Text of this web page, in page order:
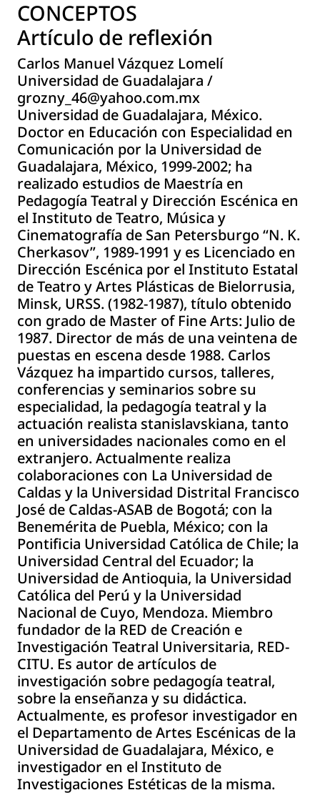
CONCEPTOS
Artículo de reflexión
Carlos Manuel Vázquez Lomelí
Universidad de Guadalajara /
grozny_46@yahoo.com.mx
Universidad de Guadalajara, México.
Doctor en Educación con Especialidad en
Comunicación por la Universidad de
Guadalajara, México, 1999-2002; ha
realizado estudios de Maestría en
Pedagogía Teatral y Dirección Escénica en
el Instituto de Teatro, Música y
Cinematografía de San Petersburgo “N. K.
Cherkasov”, 1989-1991 y es Licenciado en
Dirección Escénica por el Instituto Estatal
de Teatro y Artes Plásticas de Bielorrusia,
Minsk, URSS. (1982-1987), título obtenido
con grado de Master of Fine Arts: Julio de
1987. Director de más de una veintena de
puestas en escena desde 1988. Carlos
Vázquez ha impartido cursos, talleres,
conferencias y seminarios sobre su
especialidad, la pedagogía teatral y la
actuación realista stanislavskiana, tanto
en universidades nacionales como en el
extranjero. Actualmente realiza
colaboraciones con La Universidad de
Caldas y la Universidad Distrital Francisco
José de Caldas-ASAB de Bogotá; con la
Benemérita de Puebla, México; con la
Pontificia Universidad Católica de Chile; la
Universidad Central del Ecuador; la
Universidad de Antioquia, la Universidad
Católica del Perú y la Universidad
Nacional de Cuyo, Mendoza. Miembro
fundador de la RED de Creación e
Investigación Teatral Universitaria, RED-
CITU. Es autor de artículos de
investigación sobre pedagogía teatral,
sobre la enseñanza y su didáctica.
Actualmente, es profesor investigador en
el Departamento de Artes Escénicas de la
Universidad de Guadalajara, México, e
investigador en el Instituto de
Investigaciones Estéticas de la misma.